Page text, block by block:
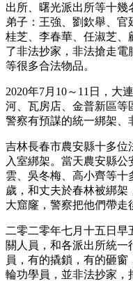
出所、曙光派出所等十幾
弟子：王強、劉欽舉、官
桂芝、李春華、任淑芝、
了非法抄家，非法搶走
等很多合法物品。
2020年7月10～11日，大
河、瓦房店、金普新區等
警察有預謀的統一綁架、
吉林長春市農安縣十多位
入室綁架。當天農安縣
雲、吳冬梅、高小齊等十
歲，和丈夫於春林被綁架
大窟窿，警察把他們帶走
二零二零年七月十五日
關人員，和各派出所統
員，有的撬鎖，有的砸
輪功學員，並非法抄家，